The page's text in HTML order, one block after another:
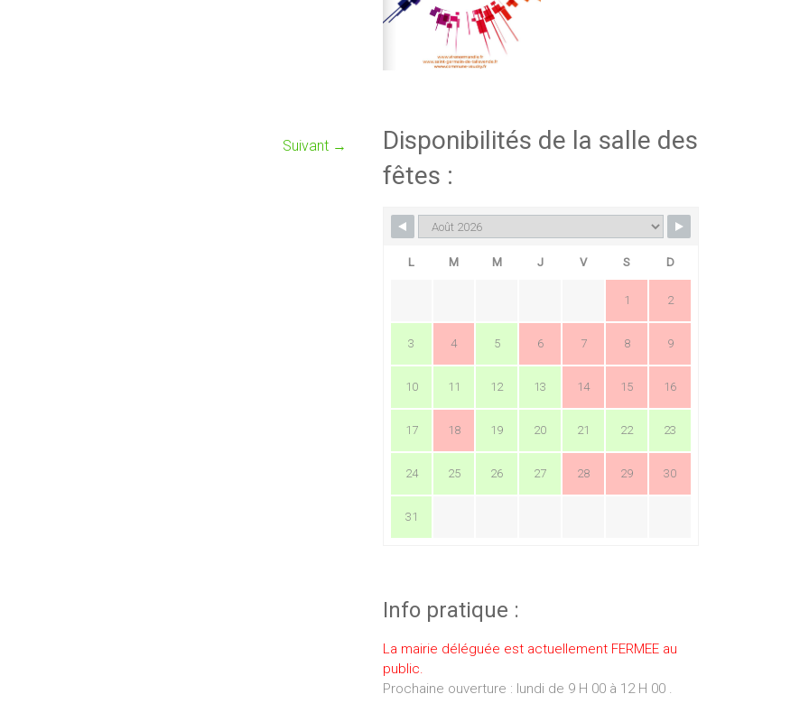
Suivant →
Disponibilités de la salle des
fêtes :
L M M J V S D
1 2
3 4 5 6 7 8 9
10 11 12 13 14 15 16
17 18 19 20 21 22 23
24 25 26 27 28 29 30
31
Info pratique :
La mairie déléguée est actuellement FERMEE au
public.
Prochaine ouverture : lundi de 9 H 00 à 12 H 00 .